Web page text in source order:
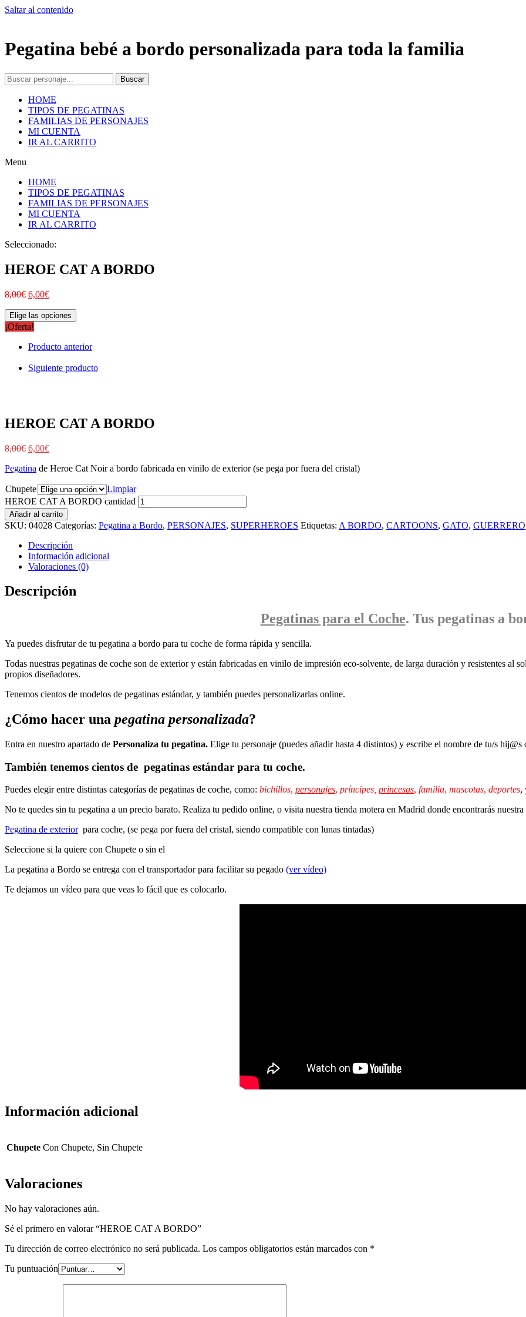
Saltar al contenido
Pegatina bebé a bordo personalizada para toda la familia
Buscar
HOME
TIPOS DE PEGATINAS
FAMILIAS DE PERSONAJES
MI CUENTA
IR AL CARRITO
Menu
HOME
TIPOS DE PEGATINAS
FAMILIAS DE PERSONAJES
MI CUENTA
IR AL CARRITO
Seleccionado:
HEROE CAT A BORDO
8,00€ 6,00€
Elige las opciones
¡Oferta!
Producto anterior
Siguiente producto
HEROE CAT A BORDO
8,00€ 6,00€
Pegatina de Heroe Cat Noir a bordo fabricada en vinilo de exterior (se pega por fuera del cristal)
Chupete
Limpiar
HEROE CAT A BORDO cantidad
Añadir al carrito
SKU: 04028 Categorías: Pegatina a Bordo, PERSONAJES, SUPERHEROES Etiquetas: A BORDO, CARTOONS, GATO, GUERRERO
Descripción
Información adicional
Valoraciones (0)
Descripción
Pegatinaspara el Coche. Tus pegatinasa
Ya puedes disfrutar de tu pegatina a bordo para tu coche de forma rápida y sencilla.
Todas nuestras pegatinas de coche son de exterior y están fabricadas en vinilo de impresión eco-solvente, de larga duración y resistentes
propios diseñadores.
Tenemos cientos de modelos de pegatinas estándar, y también puedes personalizarlas online.
¿Cómo hacer una pegatina personalizada?
Entra en nuestro apartado de Personaliza tu pegatina. Elige tu personaje (puedes añadir hasta 4 distintos) y escribe el nombre de tu/s hij@s
También tenemos cientos de pegatinas estándar para tu coche.
Puedes elegir entre distintas categorías de pegatinas de coche, como: bichillos, personajes, príncipes, princesas, familia, mascotas, deportes,
No te quedes sin tu pegatina a un precio barato. Realiza tu pedido online, o visita nuestra tienda motera en Madrid donde encontrarás
Pegatina de exteriorpara coche, (se pega por fuera del cristal, siendo compatible con lunas tintadas)
Seleccione si la quiere con Chupete o sin el
La pegatina a Bordo se entrega con el transportador para facilitar su pegado (ver vídeo)
Te dejamos un vídeo para que veas lo fácil que es colocarlo.
Información adicional
Chupete Con Chupete, Sin Chupete
Valoraciones
No hay valoraciones aún.
Sé el primero en valorar “HEROE CAT A BORDO”
Tu dirección de correo electrónico no será publicada. Los campos obligatorios están marcados con *
Tu puntuación